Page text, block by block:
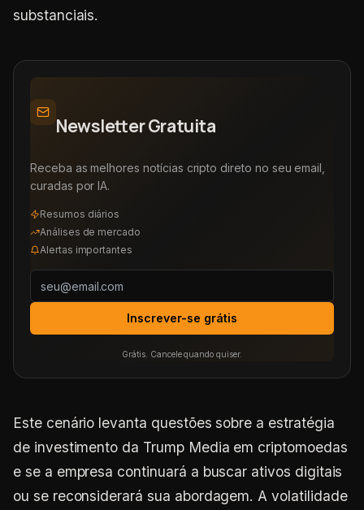
substanciais.
Newsletter Gratuita
Receba as melhores notícias cripto direto no seu email,
curadas por IA.
Resumos diários
Análises de mercado
Alertas importantes
Inscrever-se grátis
Grátis. Cancele quando quiser.
Este cenário levanta questões sobre a estratégia
de investimento da Trump Media em criptomoedas
e se a empresa continuará a buscar ativos digitais
ou se reconsiderará sua abordagem. A volatilidade